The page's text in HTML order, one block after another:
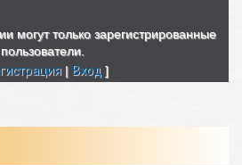
могут только зарегистрированные
пользователи.
| Вход ]